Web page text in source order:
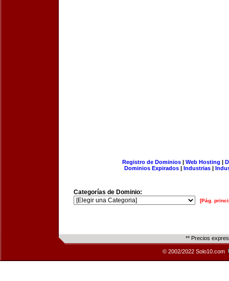
Registro de Dominios| Web Hosting |
Dominios Expirados | Industrias |
Categorías de Dominio:
[Pág.
** Precios
© 2002/2022 Solo10.com